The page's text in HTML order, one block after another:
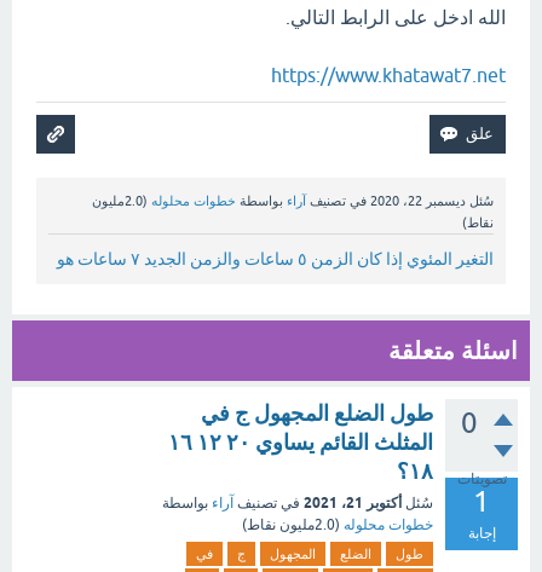
الله ادخل على الرابط التالي.
https://www.khatawat7.net
سُئل ديسمبر 22، 2020 في تصنيف آراء بواسطة خطوات محلوله (2.0مليون
نقاط)
التغير المئوي إذا كان الزمن ٥ ساعات والزمن الجديد ٧ ساعات هو
اسئلة متعلقة
0
تصويتات
1
إجابة
طول الضلع المجهول ج في
المثلث القائم يساوي ٢٠ ١٢ ١٦
١٨؟
سُئل أكتوبر 21، 2021 في تصنيف آراء بواسطة
خطوات محلوله (2.0مليون نقاط)
طول الضلع المجهول ج
في